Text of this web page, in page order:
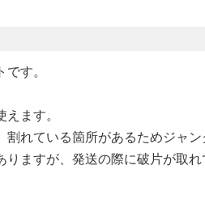
す。
ます。
れている箇所があるためジャン
りますが、発送の際に破片が取